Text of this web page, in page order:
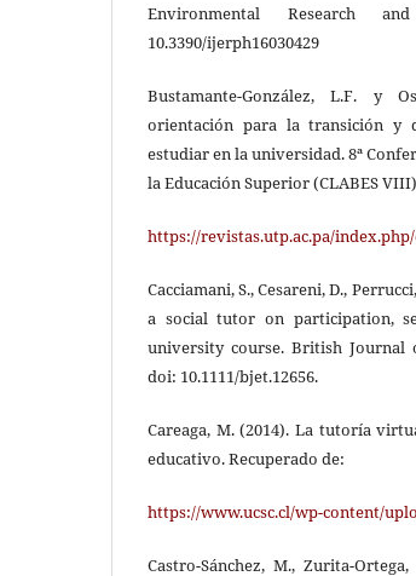
Environmental Research
10.3390/ijerph16030429
Bustamante-González, L.F. y
orientación para la transición y
estudiar en la universidad. 8ª
la Educación Superior (CLABES
https://revistas.utp.ac.pa/
Cacciamani, S., Cesareni, D.,
a social tutor on participation,
university course. British Journal
doi: 10.1111/bjet.12656.
Careaga, M. (2014). La tutoría
educativo. Recuperado de:
https://www.ucsc.cl/wp-content/
Castro-Sánchez, M., Zurita-